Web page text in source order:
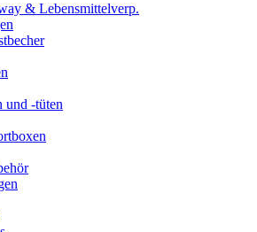
& Lebensmittelverp.
und -tüten